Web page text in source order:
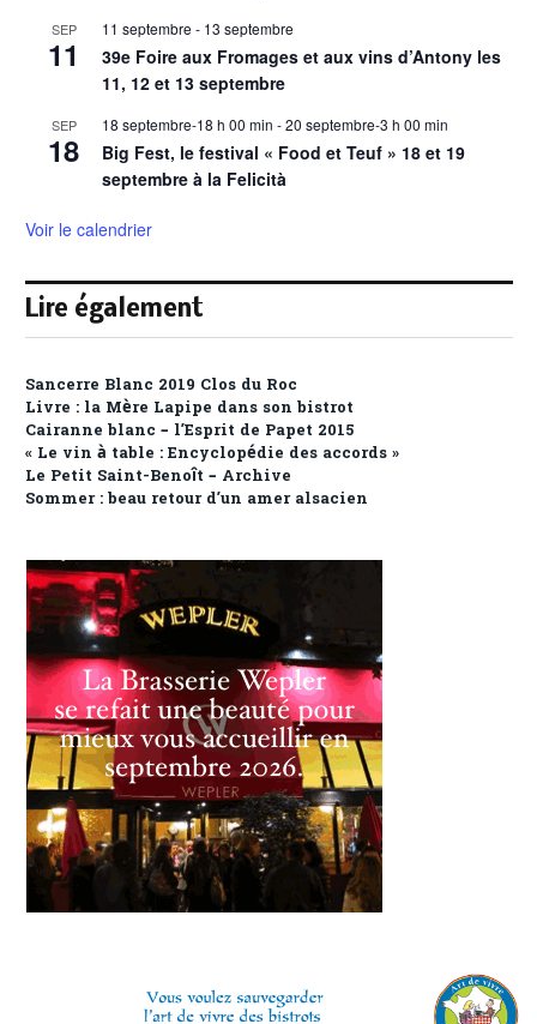
SEP
11
11 septembre - 13 septembre
39e Foire aux Fromages et aux vins d’Antony les
11, 12 et 13 septembre
SEP
18
18 septembre-18 h 00 min -20 septembre-3 h 00 min
Big Fest, le festival « Food et Teuf » 18 et 19
septembre à la Felicità
Voir le calendrier
Lire également
Sancerre Blanc 2019 Clos du Roc
Livre : la Mère Lapipe dans son bistrot
Cairanne blanc – l’Esprit de Papet 2015
« Le vin à table : Encyclopédie des accords »
Le Petit Saint-Benoît – Archive
Sommer : beau retour d’un amer alsacien